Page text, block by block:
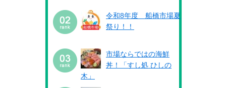
令和8年度 船橋市場夏
祭り！！
市場ならではの海鮮
丼！「すし処 ひしの
木」